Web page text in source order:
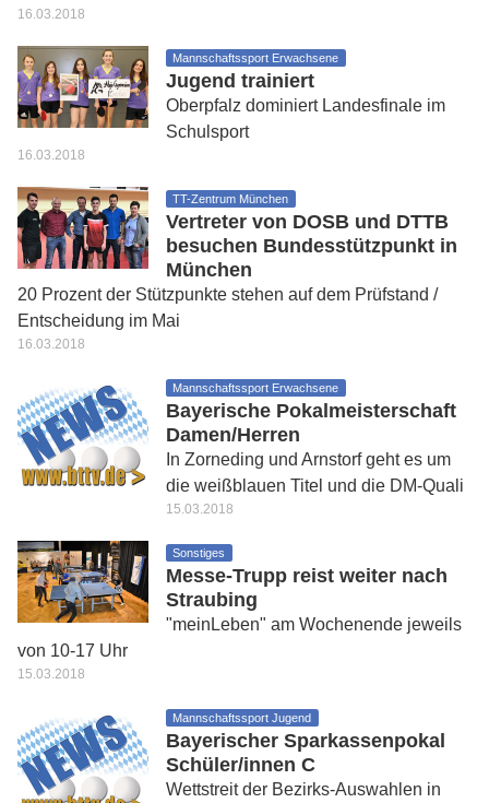
16.03.2018
Mannschaftssport Erwachsene
Jugend trainiert
Oberpfalz dominiert Landesfinale im
Schulsport
16.03.2018
TT-Zentrum München
Vertreter von DOSB und DTTB
besuchen Bundesstützpunkt in
München
20 Prozent der Stützpunkte stehen auf dem Prüfstand /
Entscheidung im Mai
16.03.2018
Mannschaftssport Erwachsene
Bayerische Pokalmeisterschaft
Damen/Herren
In Zorneding und Arnstorf geht es um
die weißblauen Titel und die DM-Quali
15.03.2018
Sonstiges
Messe-Trupp reist weiter nach
Straubing
"meinLeben" am Wochenende jeweils
von 10-17 Uhr
15.03.2018
Mannschaftssport Jugend
Bayerischer Sparkassenpokal
Schüler/innen C
Wettstreit der Bezirks-Auswahlen in